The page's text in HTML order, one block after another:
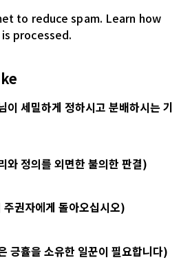
to reduce spam. Learn how
processed.
세밀하게 정하시고 분배하시는 기
와 정의를 외면한 불의한 판결)
권자에게 돌아오십시오)
긍휼을 소유한 일꾼이 필요합니다)